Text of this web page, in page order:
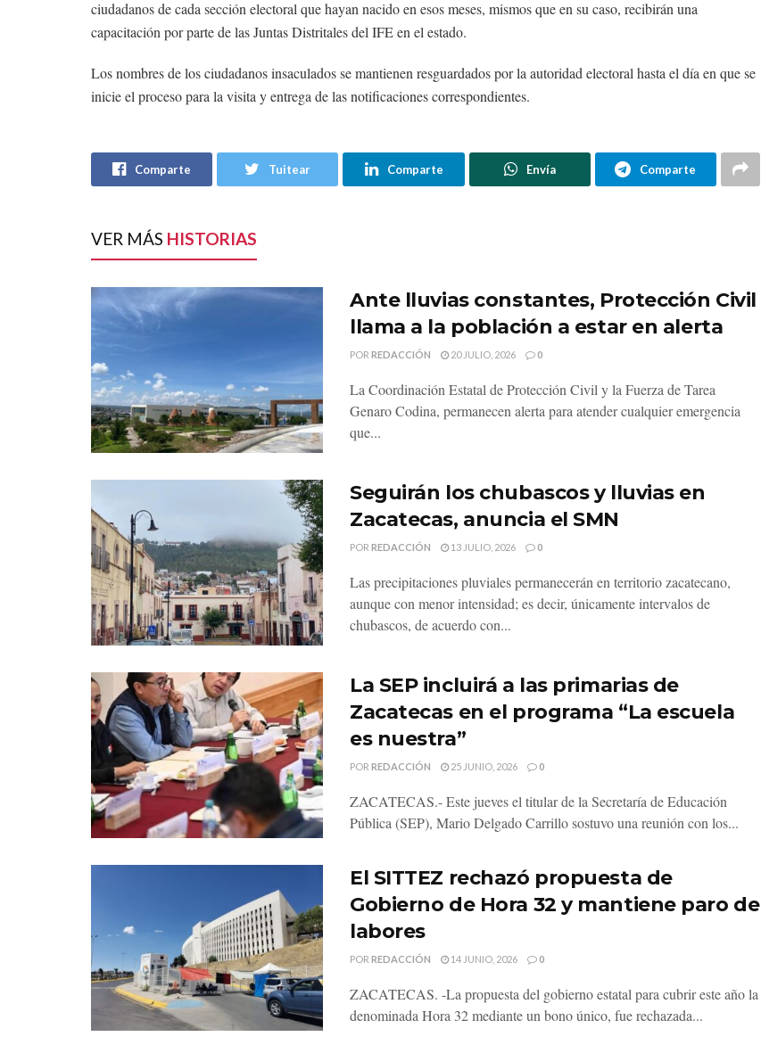
ciudadanos de cada sección electoral que hayan nacido en esos meses, mismos que en su caso, recibirán una
capacitación por parte de las Juntas Distritales del IFE en el estado.
Los nombres de los ciudadanos insaculados se mantienen resguardados por la autoridad electoral hasta el día en que se
inicie el proceso para la visita y entrega de las notificaciones correspondientes.
Comparte Tuitear Comparte Envía Comparte
VER MÁS HISTORIAS
Ante lluvias constantes, Protección Civil
llama a la población a estar en alerta
POR REDACCIÓN 20 JULIO, 2026 0
La Coordinación Estatal de Protección Civil y la Fuerza de Tarea
Genaro Codina, permanecen alerta para atender cualquier emergencia
que...
Seguirán los chubascos y lluvias en
Zacatecas, anuncia el SMN
POR REDACCIÓN 13 JULIO, 2026 0
Las precipitaciones pluviales permanecerán en territorio zacatecano,
aunque con menor intensidad; es decir, únicamente intervalos de
chubascos, de acuerdo con...
La SEP incluirá a las primarias de
Zacatecas en el programa “La escuela
es nuestra”
POR REDACCIÓN 25 JUNIO, 2026 0
ZACATECAS.- Este jueves el titular de la Secretaría de Educación
Pública (SEP), Mario Delgado Carrillo sostuvo una reunión con los...
El SITTEZ rechazó propuesta de
Gobierno de Hora 32 y mantiene paro de
labores
POR REDACCIÓN 14 JUNIO, 2026 0
ZACATECAS. -La propuesta del gobierno estatal para cubrir este año la
denominada Hora 32 mediante un bono único, fue rechazada...